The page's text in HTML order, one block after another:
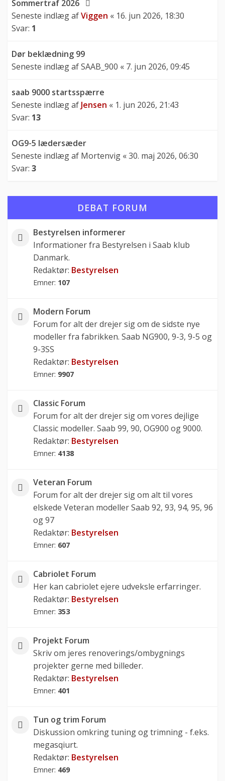
Sommertraf 2026
Seneste indlæg afViggen « 16. jun 2026, 18:30
Svar: 1
Dør beklædning 99
Seneste indlæg afSAAB_900 « 7. jun 2026, 09:45
saab 9000 startsspærre
Seneste indlæg af Jensen « 1. jun 2026, 21:43
Svar: 13
OG9-5 lædersæder
Seneste indlæg af Mortenvig«30. maj 2026, 06:30
Svar: 3
DEBAT FORUM
Bestyrelsen informerer
Informationer fra Bestyrelsen i Saab klub
Danmark.
Redaktør: Bestyrelsen
Emner: 107
Modern Forum
Forum for alt der drejer sig om de sidste nye
modeller fra fabrikken. Saab NG900, 9-3, 9-5 og
9-3SS
Redaktør: Bestyrelsen
Emner: 9907
Classic Forum
Forum for alt der drejer sig om vores dejlige
Classic modeller. Saab 99, 90, OG900 og 9000.
Redaktør: Bestyrelsen
Emner: 4138
Veteran Forum
Forum for alt der drejer sig om alt til vores
elskede Veteran modeller Saab 92, 93, 94, 95, 96
og 97
Redaktør: Bestyrelsen
Emner: 607
Cabriolet Forum
Her kan cabriolet ejere udveksle erfarringer.
Redaktør: Bestyrelsen
Emner: 353
Projekt Forum
Skriv om jeres renoverings/ombygnings
projekter gerne med billeder.
Redaktør: Bestyrelsen
Emner: 401
Tun og trim Forum
Diskussion omkring tuning og trimning - f.eks.
megasqiurt.
Redaktør: Bestyrelsen
Emner: 469